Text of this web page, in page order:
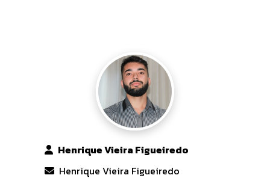
Henrique Vieira Figueiredo
Henrique Vieira Figueiredo